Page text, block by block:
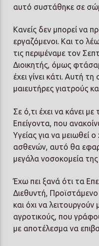
αυτό συστάθηκε σε
Κανείς δεν μπορεί να
εργαζόμενοι. Και το
τις περιμέναμε τον
Διοικητής, όμως
έχει γίνει κάτι. Αυτή
μαιευτήρες γιατρούς
Σε ό,τι έχει να κάνει
Επείγοντα, που
Υγείας για να μειωθεί
ασθενών, αυτό θα
μεγάλα νοσοκομεία
Έχω πει ξανά ότι τα
Διεθυντή, Προϊστάμενο
και όχι να λειτουργούν
αγροτικούς, που
με αποτέλεσμα να